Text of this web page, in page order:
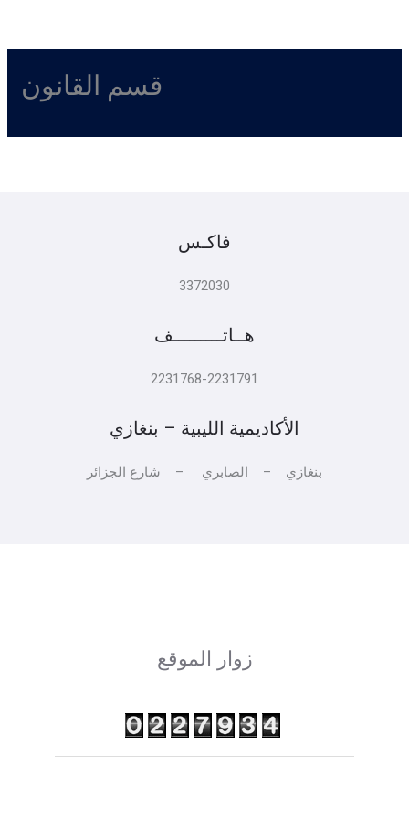
قسم القانون
فاكـس
3372030
هــاتـــــــــف
2231768-2231791
الأكاديمية الليبية – بنغازي
بنغازي – الصابري – شارع الجزائر
زوار الموقع